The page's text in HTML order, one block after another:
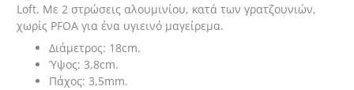
19,40€.
είναι:
Loft. Με 2 στρώσεις αλουμινίου, κατά των γρατζουνιών,
χωρίς PFOA για ένα υγιεινό μαγείρεμα.
Διάμετρος: 18cm.
Ύψος: 3,8cm.
Πάχος: 3,5mm.